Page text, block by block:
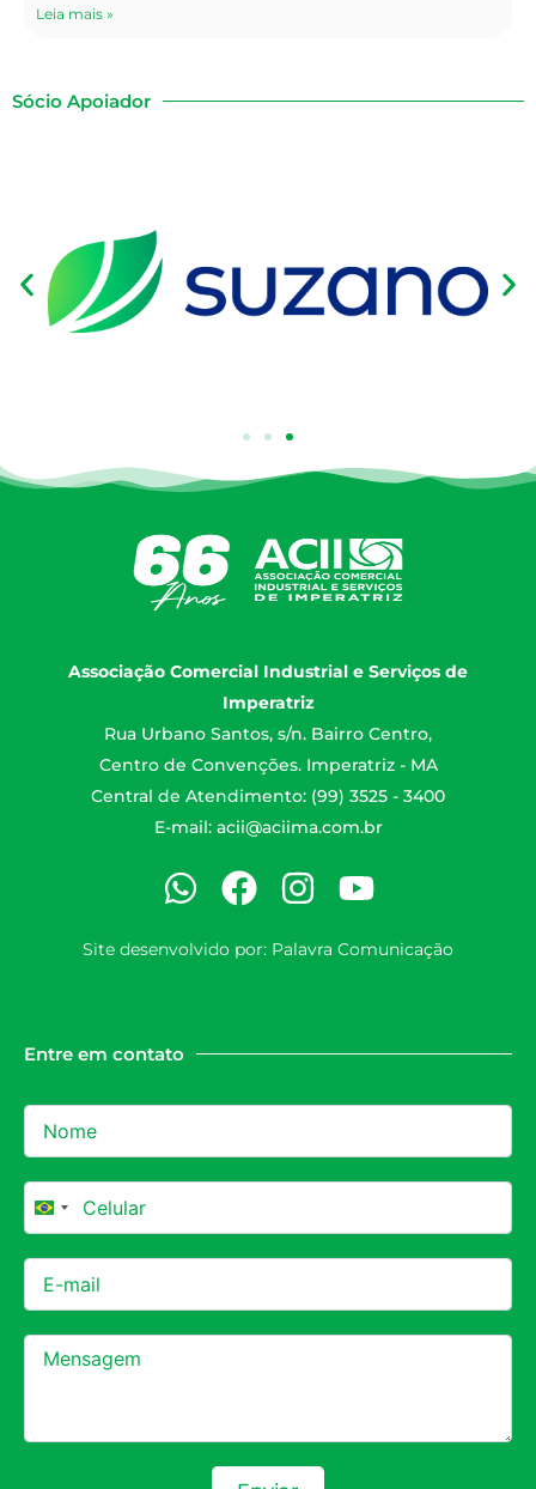
Leia mais »
Sócio Apoiador
Associação Comercial Industrial e Serviços de
Imperatriz
Rua Urbano Santos, s/n. Bairro Centro,
Centro de Convenções. Imperatriz - MA
Central de Atendimento: (99) 3525 - 3400
E-mail: acii@aciima.com.br
Site desenvolvido por: Palavra Comunicação
Entre em contato
Brazil +55